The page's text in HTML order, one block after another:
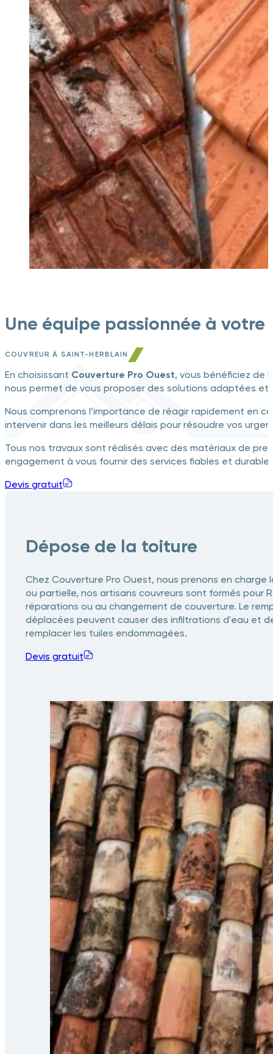
Une équipe passionnée à votre
COUVREUR À SAINT-HERBLAIN
En choisissant Couverture Pro Ouest, vous bénéficiez de
nous permet de vous proposer des solutions adaptées et
Nous comprenons l’importance de réagir rapidement en
intervenir dans les meilleurs délais pour résoudre vos
Tous nos travaux sont réalisés avec des matériaux de
engagement à vous fournir des services fiables et
Devis gratuit
Dépose de la toiture
Chez Couverture Pro Ouest, nous prenons en
ou partielle, nos artisans couvreurs sont formés
réparations ou au changement de couverture. Le
déplacées peuvent causer des infiltrations d'eau et
remplacer les tuiles endommagées.
Devis gratuit